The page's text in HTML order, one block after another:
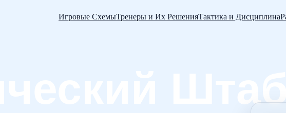
Игровые СхемыТренеры и Их РешенияТактика и Дисциплина